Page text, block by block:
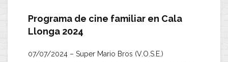
Programa de cine familiar en Cala
Llonga 2024
07/07/2024 – Super Mario Bros (V.O.S.E.)